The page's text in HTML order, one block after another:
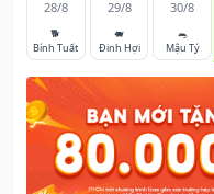
28/8
🐕
Bính Tuất
29/8
🐖
Đinh Hợi
30/8
🐀
Mậu Tý